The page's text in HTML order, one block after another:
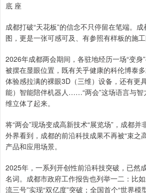
底 座
成都打破“天花板”的信念不只停留在笔端。
图，更是一张可感可及、有参照有样板的施工
2026年成都两会期间，各驻地经历一场“变
被摆在显眼位置，既有关乎健康的科伦博泰
体验感拉满的裸眼3D（三维）设备，还有更
能）智能陪伴机器人……“两会”这场语言与智
维立体了起来。
将“两会”现场变成高新技术“展览场”，成都并
外界看到，成都的前沿科技成果不再被“束之
产品和应用场景。
2025年，一系列开创性前沿科技突破，已然
名词。成都市政府工作报告也列举一二：比
流三号”实现“双亿度”突破；全国首个“世界模